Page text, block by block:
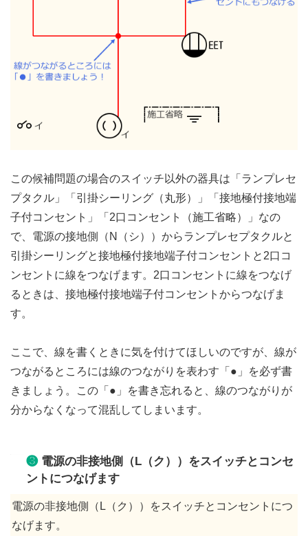
この候補問題の場合のスイッチ以外の器具は「ランプレセ
プタクル」「引掛シーリング（丸形）」「接地極付接地端
子付コンセント」「2口コンセント（施工省略）」なの
で、電源の接地側（N（シ））からランプレセプタクルと
引掛シーリングと接地極付接地端子付コンセントと2口コ
ンセントに線をつなげます。2口コンセントに線をつなげ
るときは、接地極付接地端子付コンセントからつなげま
す。
ここで、線を書くときに気を付けてほしいのですが、線が
つながるところには線のつながりを表わす「●」を必ず書
きましょう。この「●」を書き忘れると、線のつながりが
分からなくなって混乱してしまいます。
❸ 電源の非接地側（L（ク））をスイッチとコンセ
ントにつなげます
電源の非接地側（L（ク））をスイッチとコンセントにつ
なげます。